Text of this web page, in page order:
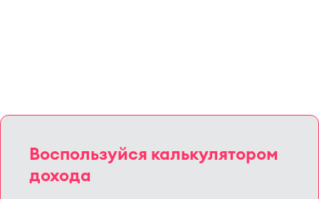
Воспользуйся калькулятором
дохода